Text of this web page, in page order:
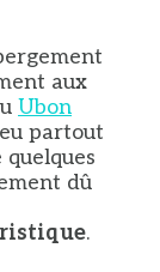
aux
Ubon
partout
dû
.